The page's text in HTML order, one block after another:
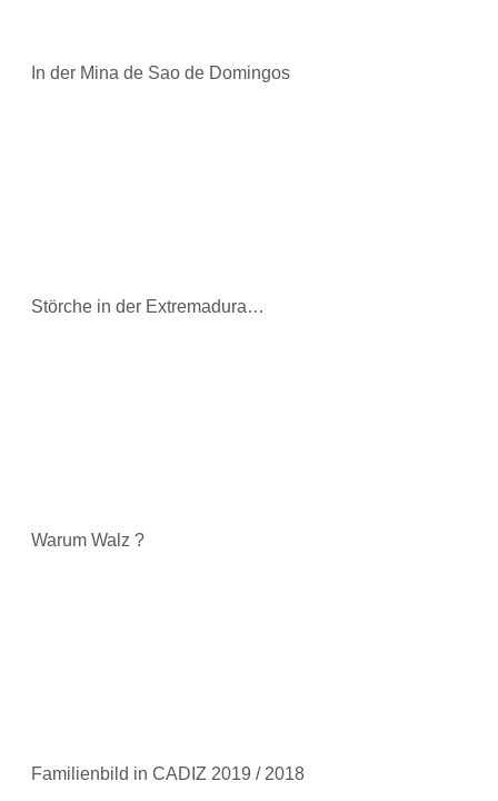
In der Mina de Sao de Domingos
Störche in der Extremadura…
Warum Walz ?
Familienbild in CADIZ 2019 / 2018